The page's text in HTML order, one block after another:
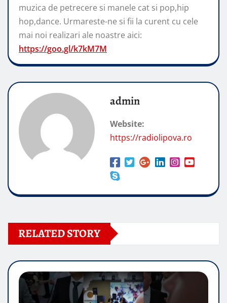
muzica de petrecere si manele cat si pop,hip
hop,dance. Urmareste-ne si fii la curent cu cele
mai noi realizari ale noastre aici:
https://goo.gl/k7kM7M
admin
Website:
https://radiolipova.ro
RELATED STORY